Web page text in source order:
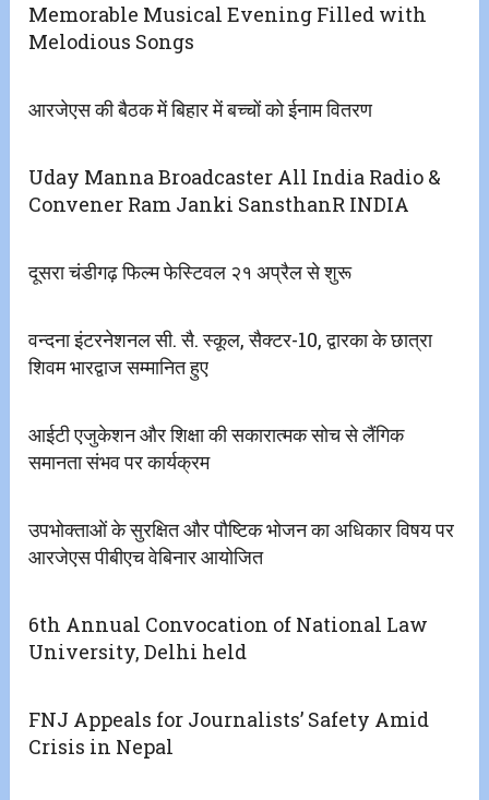
Memorable Musical Evening Filled with
Melodious Songs
आरजेएस की बैठक में बिहार में बच्चों को ईनाम वितरण
Uday Manna Broadcaster All India Radio &
Convener Ram Janki SansthanR INDIA
दूसरा चंडीगढ़ फिल्म फेस्टिवल २१ अप्रैल से शुरू
वन्दना इंटरनेशनल सी. सै. स्कूल, सैक्टर-10, द्वारका के छात्रा
शिवम भारद्वाज सम्मानित हुए
आईटी एजुकेशन और शिक्षा की सकारात्मक सोच से लैंगिक
समानता संभव पर कार्यक्रम
उपभोक्ताओं के सुरक्षित और पौष्टिक भोजन का अधिकार विषय पर
आरजेएस पीबीएच वेबिनार आयोजित
6th Annual Convocation of National Law
University, Delhi held
FNJ Appeals for Journalists’ Safety Amid
Crisis in Nepal